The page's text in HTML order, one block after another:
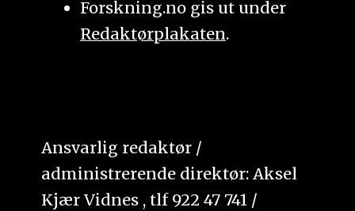
Forskning.no gis ut under
Redaktørplakaten.
Ansvarlig redaktør /
administrerende direktør: Aksel
Kjær Vidnes , tlf 922 47 741 /